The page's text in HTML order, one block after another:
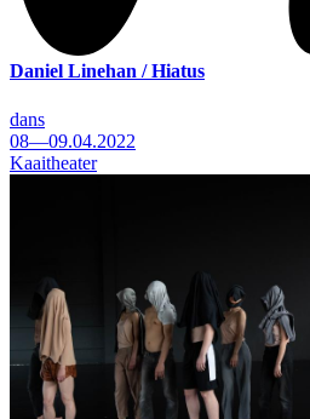
Daniel Linehan / Hiatus
dans
08—09.04.2022
Kaaitheater